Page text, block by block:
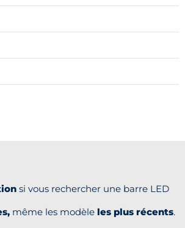
si vous rechercher une barre LED
même les modèle les plus récents.